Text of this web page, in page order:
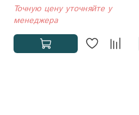
Точную цену уточняйте у
менеджера